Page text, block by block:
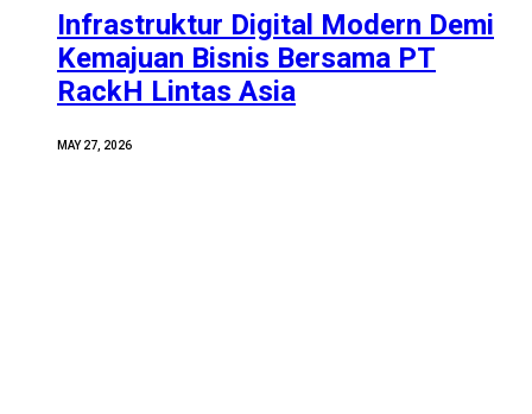
Infrastruktur Digital Modern Demi
Kemajuan Bisnis Bersama PT
RackH Lintas Asia
MAY 27, 2026